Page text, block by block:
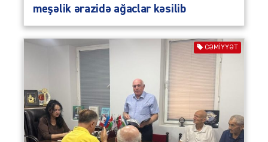
meşəlik ərazidə ağaclar kəsilib
CƏMIYYƏT